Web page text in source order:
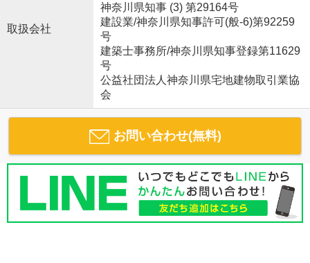
取扱会社
神奈川県知事 (3) 第29164号
建設業/神奈川県知事許可(般-6)第92259
号
建築士事務所/神奈川県知事登録第11629
号
公益社団法人神奈川県宅地建物取引業協
会
お問い合わせ(無料)